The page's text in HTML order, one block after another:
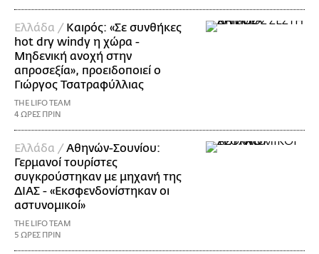
Ελλάδα / Καιρός: «Σε συνθήκες
hot dry windy η χώρα -
Μηδενική ανοχή στην
απροσεξία», προειδοποιεί ο
Γιώργος Τσατραφύλλιας
THE LIFO TEAM
4 ΩΡΕΣ ΠΡΙΝ
Ελλάδα / Αθηνών-Σουνίου:
Γερμανοί τουρίστες
συγκρούστηκαν με μηχανή της
ΔΙΑΣ - «Εκσφενδονίστηκαν οι
αστυνομικοί»
THE LIFO TEAM
5 ΩΡΕΣ ΠΡΙΝ